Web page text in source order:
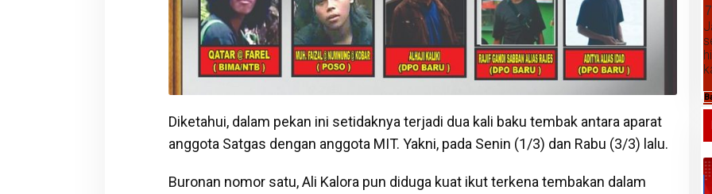
Diketahui, dalam pekan ini setidaknya terjadi dua kali baku tembak antara aparat
anggota Satgas dengan anggota MIT. Yakni, pada Senin (1/3) dan Rabu (3/3) lalu.
Buronan nomor satu, Ali Kalora pun diduga kuat ikut terkena tembakan dalam